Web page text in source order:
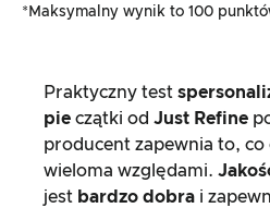
*Maksymalny wynik to 100
Praktyczny test
pie czątki od Just Refine
producent zapewnia to, co
wieloma względami.
jest bardzo dobra i